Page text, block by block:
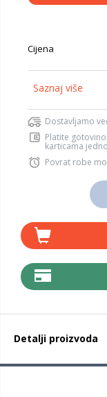
Cijena
Saznaj više
Dostavljamo
Platite
karticama
Povrat robe
Detalji proizvoda